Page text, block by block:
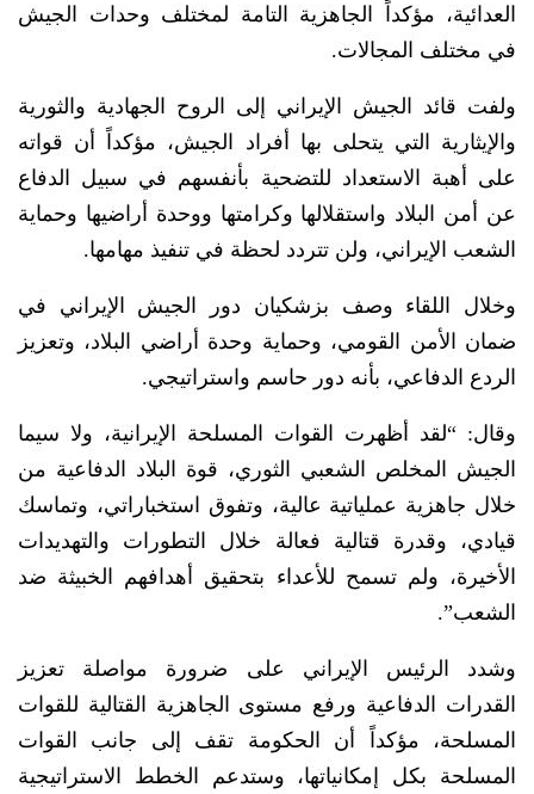
العدائية، مؤكداً الجاهزية التامة لمختلف وحدات الجيش
في مختلف المجالات.
ولفت قائد الجيش الإيراني إلى الروح الجهادية والثورية
والإيثارية التي يتحلى بها أفراد الجيش، مؤكداً أن قواته
على أهبة الاستعداد للتضحية بأنفسهم في سبيل الدفاع
عن أمن البلاد واستقلالها وكرامتها ووحدة أراضيها وحماية
الشعب الإيراني، ولن تتردد لحظة في تنفيذ مهامها.
وخلال اللقاء وصف بزشكيان دور الجيش الإيراني في
ضمان الأمن القومي، وحماية وحدة أراضي البلاد، وتعزيز
الردع الدفاعي، بأنه دور حاسم واستراتيجي.
وقال: “لقد أظهرت القوات المسلحة الإيرانية، ولا سيما
الجيش المخلص الشعبي الثوري، قوة البلاد الدفاعية من
خلال جاهزية عملياتية عالية، وتفوق استخباراتي، وتماسك
قيادي، وقدرة قتالية فعالة خلال التطورات والتهديدات
الأخيرة، ولم تسمح للأعداء بتحقيق أهدافهم الخبيثة ضد
الشعب”.
وشدد الرئيس الإيراني على ضرورة مواصلة تعزيز
القدرات الدفاعية ورفع مستوى الجاهزية القتالية للقوات
المسلحة، مؤكداً أن الحكومة تقف إلى جانب القوات
المسلحة بكل إمكانياتها، وستدعم الخطط الاستراتيجية